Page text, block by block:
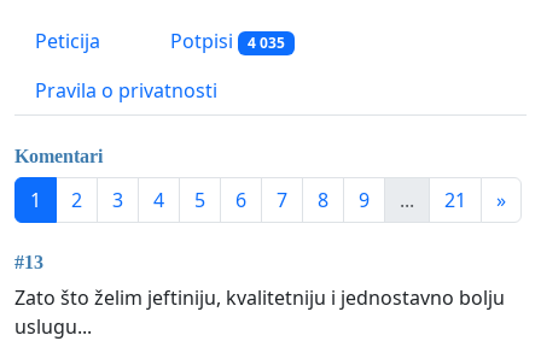
Peticija Potpisi 4 035
Pravila o privatnosti
Komentari
1 2 3 4 5 6 7 8 9 ... 21 »
#13
Zato što želim jeftiniju, kvalitetniju i jednostavno bolju
uslugu...